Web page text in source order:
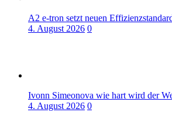
A2 e-tron setzt neuen
4. August 2026 0
Ivonn Simeonova wie hart wird der
4. August 2026 0